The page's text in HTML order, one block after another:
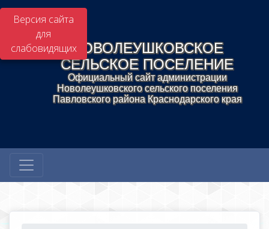
Версия сайта
для
слабовидящихНОВОЛЕУШКОВСКОЕ
СЕЛЬСКОЕ ПОСЕЛЕНИЕ
Официальный сайт администрации
Новолеушковского сельского поселения
Павловского района Краснодарского края